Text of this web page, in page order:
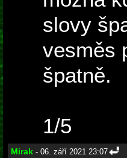
slovy
vesměs
špatně.
1/5
Mirak - 06. září 2021 23:07